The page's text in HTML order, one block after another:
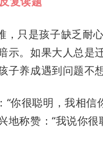
，只是孩子缺乏耐
示。如果大人总是
子养成遇到问题不
“你很聪明，我相
地称赞：“我说你